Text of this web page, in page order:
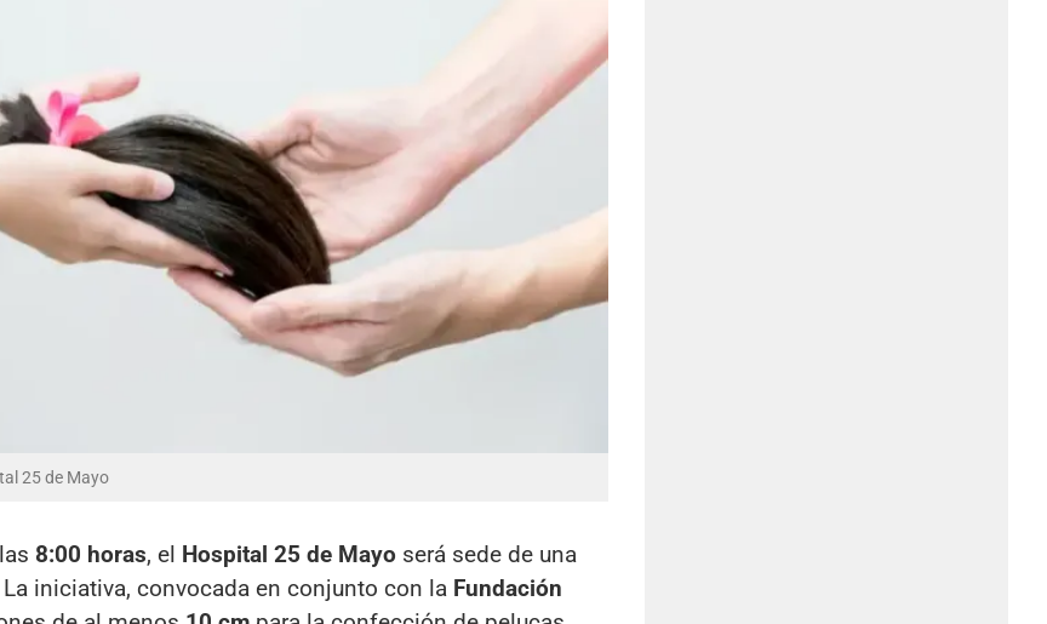
25 de Mayo
8:00 horas, el Hospital 25 de Mayo será sede de una
iniciativa, convocada en conjunto con la Fundación